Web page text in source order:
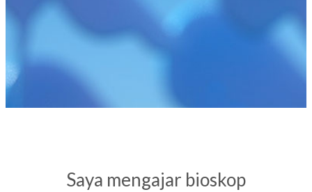
Saya mengajar bioskop